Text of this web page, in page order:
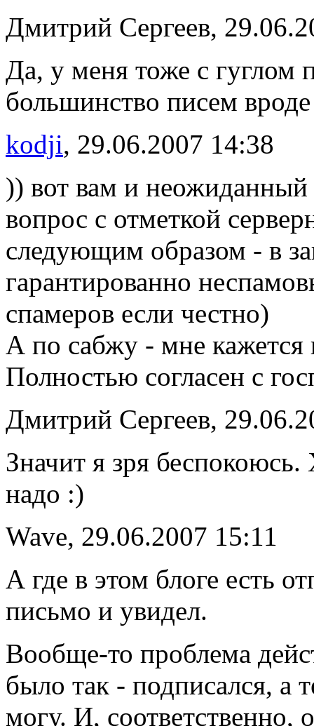
Дмитрий Сергеев,
Да, у меня тоже с
большинство писем
kodji, 29.06.2007 14:38
)) вот вам и
вопрос с отметкой
следующим образом - в
гарантированно
спамеров если честно)
А по сабжу - мне кажется
Полностью согласен с
Дмитрий Сергеев,
Значит я зря
надо :)
Wave, 29.06.2007 15:11
А где в этом блоге есть
письмо и увидел.
Вообще-то проблема
было так - подписался, а
могу. И, соответственно,